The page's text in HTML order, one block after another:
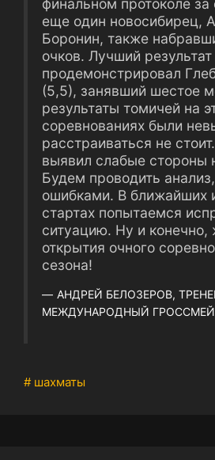
финальном протоколе за
еще один новосибирец,
Боронин, также
очков. Лучший
продемонстрировал
(5,5), занявший шестое
результаты томичей на
соревнованиях были
расстраиваться не
выявил слабые стороны
Будем проводить
ошибками. В ближайших
стартах попытаемся
ситуацию. Ну и
открытия очного
сезона!
АНДРЕЙ БЕЛОЗЕРОВ,
МЕЖДУНАРОДНЫЙ
# шахматы